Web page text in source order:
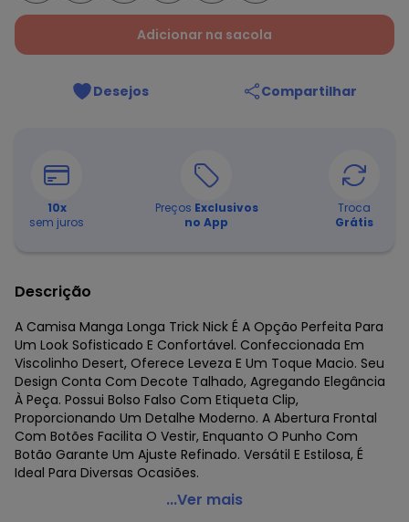
Adicionar na sacola
Desejos Compartilhar
10x
sem juros
Preços Exclusivos
no App
Troca
Grátis
Descrição
A Camisa Manga Longa Trick Nick É A Opção Perfeita Para
Um Look Sofisticado E Confortável. Confeccionada Em
Viscolinho Desert, Oferece Leveza E Um Toque Macio. Seu
Design Conta Com Decote Talhado, Agregando Elegância
À Peça. Possui Bolso Falso Com Etiqueta Clip,
Proporcionando Um Detalhe Moderno. A Abertura Frontal
Com Botões Facilita O Vestir, Enquanto O Punho Com
Botão Garante Um Ajuste Refinado. Versátil E Estilosa, É
Ideal Para Diversas Ocasiões.
Trick Nick - Camisa Manga Longa Bege
...Ver mais